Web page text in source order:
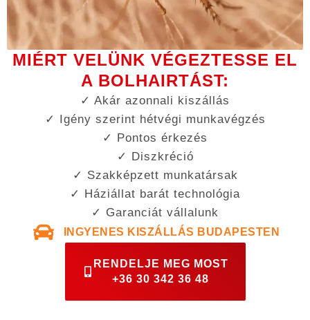
MIÉRT VELÜNK VÉGEZTESSE EL
A BOLHAIRTÁST:
✓ Akár azonnali kiszállás
✓ Igény szerint hétvégi munkavégzés
✓ Pontos érkezés
✓ Diszkréció
✓ Szakképzett munkatársak
✓ Háziállat barát technológia
✓ Garanciát vállalunk
INGYENES KISZÁLLÁS BUDAPESTEN
RENDELJE MEG MOST
+36 30 342 36 48